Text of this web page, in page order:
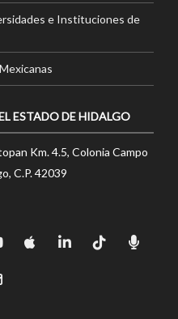
e Instituciones de
ESTADO DE HIDALGO
Km. 4.5, Colonia Campo
C.P. 42039